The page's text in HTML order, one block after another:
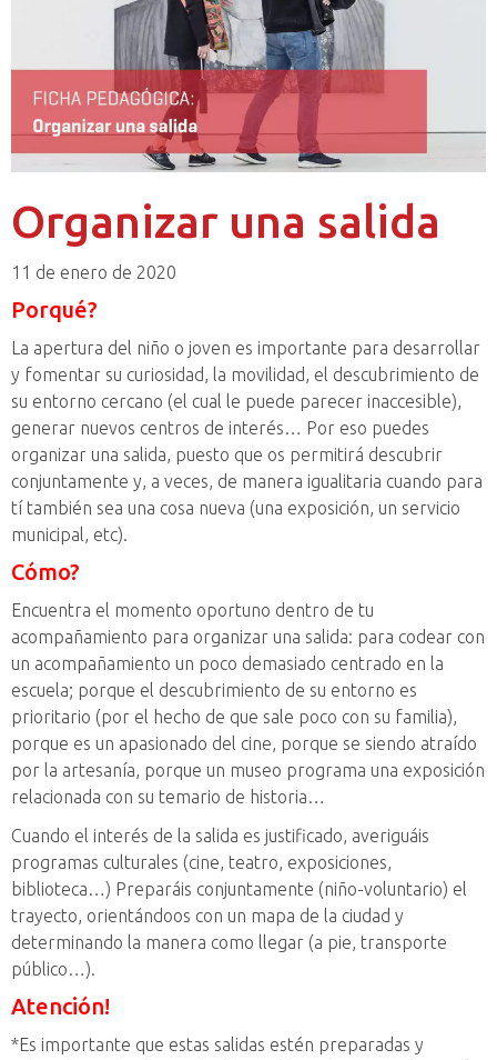
Organizar una salida
11 de enero de 2020
Porqué?
La apertura del niño o joven es importante para desarrollar
y fomentar su curiosidad, la movilidad, el descubrimiento de
su entorno cercano (el cual le puede parecer inaccesible),
generar nuevos centros de interés… Por eso puedes
organizar una salida, puesto que os permitirá descubrir
conjuntamente y, a veces, de manera igualitaria cuando para
tí también sea una cosa nueva (una exposición, un servicio
municipal, etc).
Cómo?
Encuentra el momento oportuno dentro de tu
acompañamiento para organizar una salida: para codear con
un acompañamiento un poco demasiado centrado en la
escuela; porque el descubrimiento de su entorno es
prioritario (por el hecho de que sale poco con su familia),
porque es un apasionado del cine, porque se siendo atraído
por la artesanía, porque un museo programa una exposición
relacionada con su temario de historia…
Cuando el interés de la salida es justificado, averiguáis
programas culturales (cine, teatro, exposiciones,
biblioteca…) Preparáis conjuntamente (niño-voluntario) el
trayecto, orientándoos con un mapa de la ciudad y
determinando la manera como llegar (a pie, transporte
público…).
Atención!
*Es importante que estas salidas estén preparadas y